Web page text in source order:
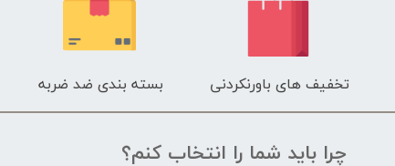
تخفیف های باورنکردنی بسته بندی ضد ضربه
چرا باید شما را انتخاب کنم؟